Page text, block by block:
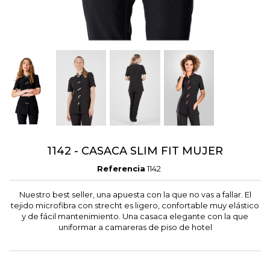
1142 - CASACA SLIM FIT MUJER
Referencia 1142
Nuestro best seller, una apuesta con la que no vas a fallar. El
tejido microfibra con strecht es ligero, confortable muy elástico
y de fácil mantenimiento. Una casaca elegante con la que
uniformar a camareras de piso de hotel